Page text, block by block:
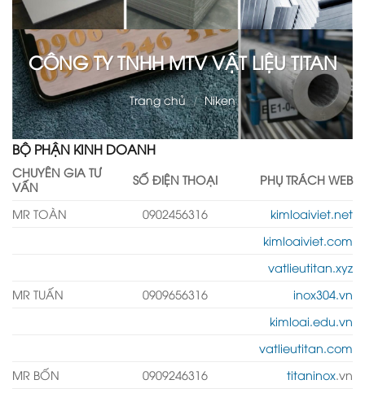
CÔNG TY TNHH MTV VẬT LIỆU TITAN
Trang chủ / Niken
BỘ PHẬN KINH DOANH
CHUYÊN GIA TƯ
VẤN
SỐ ĐIỆN THOẠI PHỤ TRÁCH WEB
MR TOÀN 0902456316
kimloaiviet.net
kimloaiviet.com
vatlieutitan.xyz
MR TUẤN
0909656316
inox304.vn
kimloai.edu.vn
vatlieutitan.com
MR BỐN
0909246316 titaninox.vn